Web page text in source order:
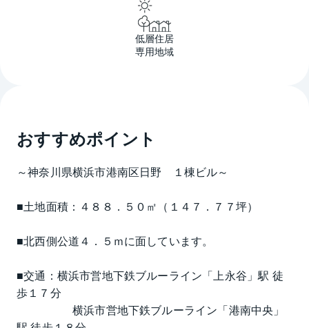
低層住居
専用地域
おすすめポイント
～神奈川県横浜市港南区日野　１棟ビル～
■土地面積：４８８．５０㎡（１４７．７７坪）
■北西側公道４．５ｍに面しています。
■交通：横浜市営地下鉄ブルーライン「上永谷」駅 徒
歩１７分
横浜市営地下鉄ブルーライン「港南中央」